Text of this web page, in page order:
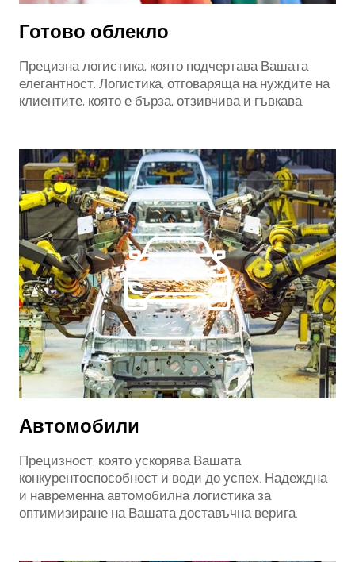
Готово облекло
Прецизна логистика, която подчертава Вашата
елегантност. Логистика, отговаряща на нуждите на
клиентите, която е бърза, отзивчива и гъвкава.
Автомобили
Прецизност, която ускорява Вашата
конкурентоспособност и води до успех. Надеждна
и навременна автомобилна логистика за
оптимизиране на Вашата доставъчна верига.